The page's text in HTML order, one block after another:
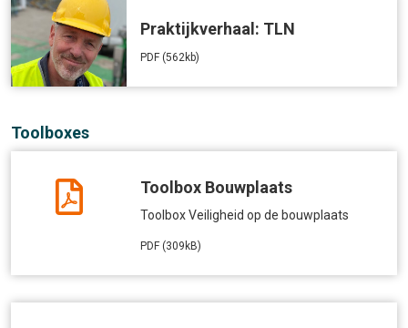
Praktijkverhaal: TLN
PDF (562kb)
Toolboxes
Toolbox Bouwplaats
Toolbox Veiligheid op de bouwplaats
PDF (309kB)